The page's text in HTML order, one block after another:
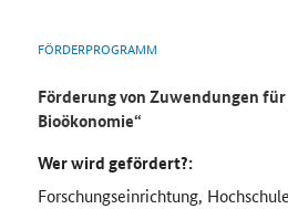
FÖRDERPROGRAMM
Förderung von Zuwendungen für
Bioökonomie“
Wer wird gefördert?:
Forschungseinrichtung,